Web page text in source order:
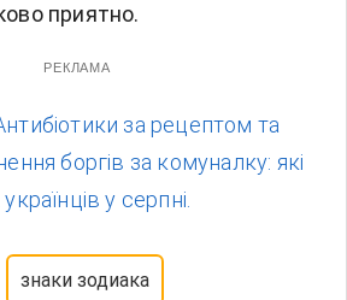
приятно.
РЕКЛАМА
за рецептом та
боргів за комуналку: які
у серпні.
знаки зодиака